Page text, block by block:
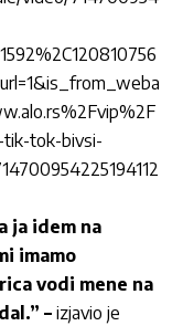
tik-tok-bivsi-
ja idem na
imamo
vodi mene na
– izjavio je